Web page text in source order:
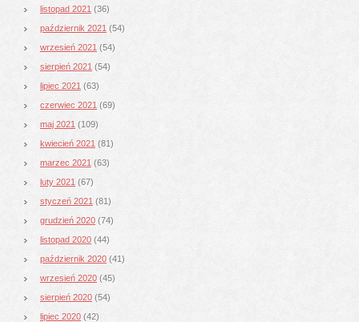
listopad 2021 (36)
październik 2021 (54)
wrzesień 2021 (54)
sierpień 2021 (54)
lipiec 2021 (63)
czerwiec 2021 (69)
maj 2021 (109)
kwiecień 2021 (81)
marzec 2021 (63)
luty 2021 (67)
styczeń 2021 (81)
grudzień 2020 (74)
listopad 2020 (44)
październik 2020 (41)
wrzesień 2020 (45)
sierpień 2020 (54)
lipiec 2020 (42)